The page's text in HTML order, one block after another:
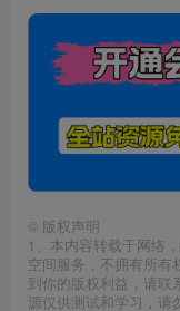
© 版权声明
1、本内容转载于网络
空间服务，不拥有所有
到你的版权利益，请联
源仅供测试和学习，请